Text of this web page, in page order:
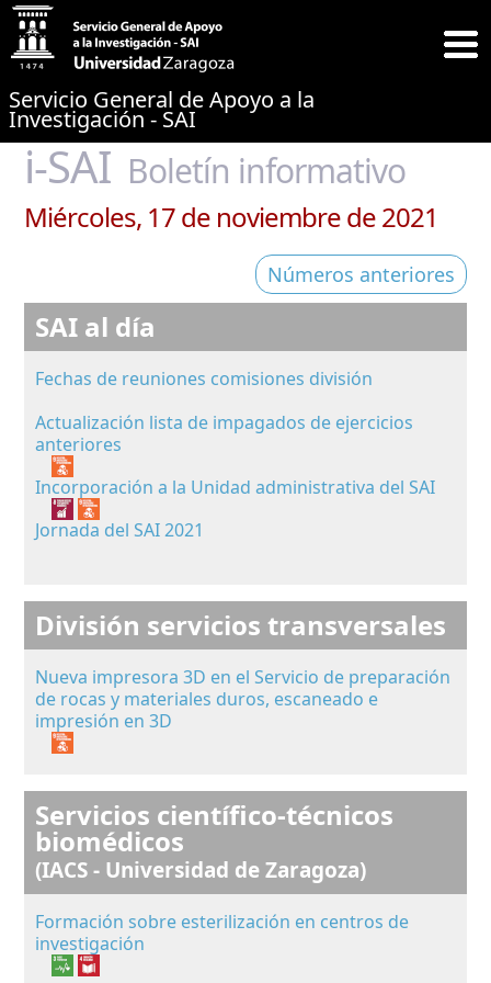
Servicio General de Apoyo a la
Investigación - SAI
i-SAI Boletín informativo
Miércoles, 17 de noviembre de 2021
Números anteriores
SAI al día
Fechas de reuniones comisiones división
Actualización lista de impagados de ejercicios
anteriores
Incorporación a la Unidad administrativa del SAI
Jornada del SAI 2021
División servicios transversales
Nueva impresora 3D en el Servicio de preparación
de rocas y materiales duros, escaneado e
impresión en 3D
Servicios científico-técnicos
biomédicos
(IACS - Universidad de Zaragoza)
Formación sobre esterilización en centros de
investigación